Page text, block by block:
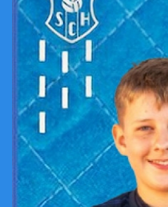
Mannschaften /Spielstätten
Eintrittspr./Abos/Clubmitglied
Chronik
Bildergalerie
Kontaktformular
Link zu Ligaportal /Fan.at